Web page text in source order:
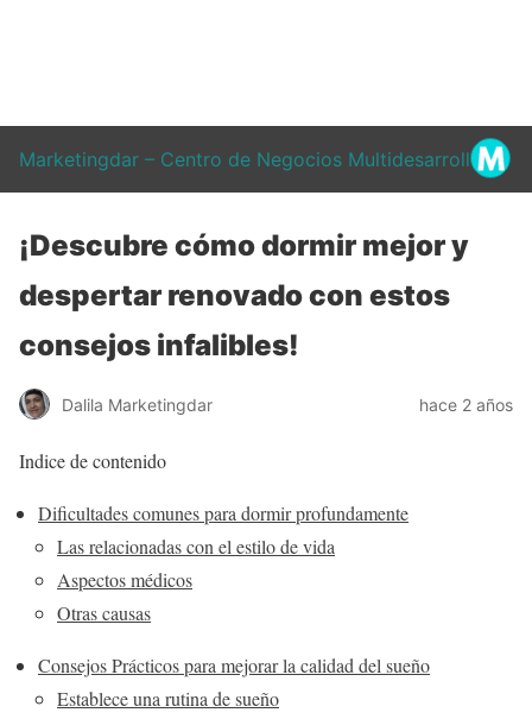
Marketingdar – Centro de Negocios Multidesarrollo
¡Descubre cómo dormir mejor y
despertar renovado con estos
consejos infalibles!
Dalila Marketingdar hace 2 años
Indice de contenido
Dificultades comunes para dormir profundamente
Las relacionadas con el estilo de vida
Aspectos médicos
Otras causas
Consejos Prácticos para mejorar la calidad del sueño
Establece una rutina de sueño